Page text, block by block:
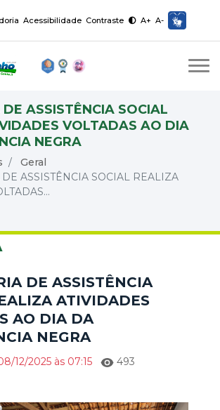
Acessibilidade Contraste A+ A-
DE ASSISTÊNCIA SOCIAL
VOLTADAS AO DIA
NEGRA
Geral
DE ASSISTÊNCIA SOCIAL REALIZA
DE ASSISTÊNCIA
ATIVIDADES
AO DIA DA
NEGRA
12/2025 às 07:15
493